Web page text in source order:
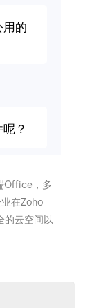
用的
？
Office，多
在Zoho
的云空间以